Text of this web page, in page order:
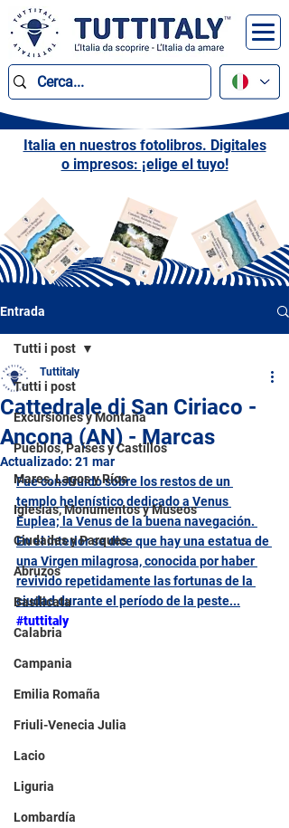
Italia en nuestros fotolibros. Digitales
o impresos: ¡elige el tuyo!
Entrada
Tutti i post
Excursiones y Montaña
Pueblos, Países y Castillos
Mares, Lagos y Ríos
Iglesias, Monumentos y Museos
Ciudades y Parques
Abruzos
Basilicata
Calabria
Campania
Emilia Romaña
Friuli-Venecia Julia
Lacio
Liguria
Lombardía
Tutti i post
Cattedrale di San Ciriaco -
Ancona (AN) - Marcas
Tuttitaly
Actualizado: 21 mar
Fue construido sobre los restos de un
templo helenístico dedicado a Venus
Euplea; la Venus de la buena navegación.
En el interior se dice que hay una estatua de
una Virgen milagrosa, conocida por haber
revivido repetidamente las fortunas de la
ciudad durante el período de la peste...
#tuttitaly